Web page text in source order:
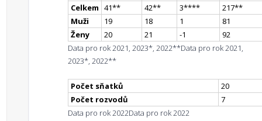
Celkem 41** 42** 3**** 217**
Muži
19 18 1
81
Ženy
20 21 -1
92
Data pro rok 2021, 2023*, 2022**Data pro rok 2021,
2023*, 2022**
Počet sňatků
20
Počet rozvodů
7
Data pro rok 2022Data pro rok 2022